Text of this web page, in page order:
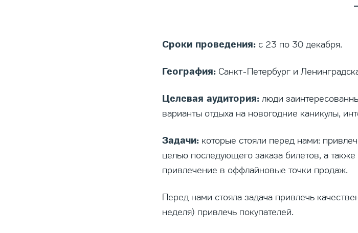
Сроки проведения: с 23 по 30 декабря.
География: Санкт-Петербург и
Целевая аудитория: люди
варианты отдыха на новогодние каникулы,
Задачи: которые стояли перед нами:
целью последующего заказа билетов, а
привлечение в оффлайновые точки продаж.
Перед нами стояла задача привлечь
неделя) привлечь покупателей.